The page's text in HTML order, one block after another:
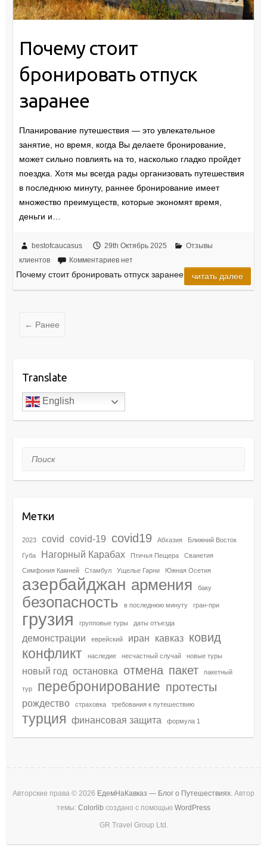
Почему стоит
бронировать отпуск
заранее
Планирование путешествия — это увлекательное
занятие, но время, когда Вы делаете бронирование,
может сильно повлиять на то, насколько гладко пройдет
поездка. Хотя мы всегда рады организовать путешествия
в последнюю минуту, раннее бронирование имеет
множество преимуществ, которые экономят время,
деньги и…
bestofcaucasus 29th Октябрь 2025
Отзывы
клиентов
Комментариев нет
Почему стоит бронировать отпуск заранее читать далее
← Ранее
Translate
English
Поиск
Метки
2023 covid covid-19 covid19 Абхазия Ближний Восток
Губа Нагорный Карабах Птичья Пещера Сванетия
Симфония Камней Стамбул Ущелье Гарни Южная Осетия
азербайджан армения баку
безопасность в последнюю минуту гран-при
грузия групповые туры даты отъезда
демонстрации еврейский иран кавказ ковид
конфликт наследие несчастный случай новые туры
новый год остановка отмена пакет пакетный
тур перебронирование протесты
рождество страховка требования к путешествию
турция финансовая защита формула 1
Авторские права © 2026 ЕдемНаКавказ — Блог о Путешествиях . Автор
темы: Colorlib создано с помощью WordPress
GR Travel Group Ltd.